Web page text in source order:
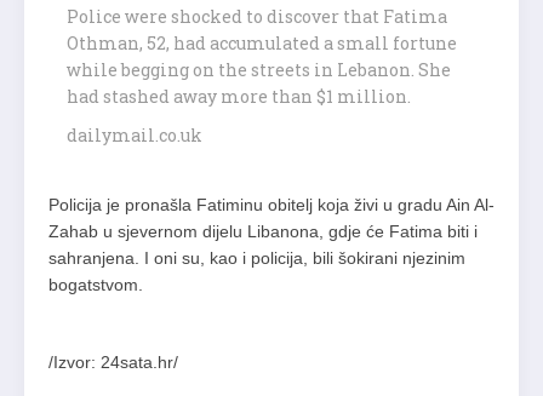
Police were shocked to discover that Fatima
Othman, 52, had accumulated a small fortune
while begging on the streets in Lebanon. She
had stashed away more than $1 million.
dailymail.co.uk
Policija je pronašla Fatiminu obitelj koja živi u gradu Ain Al-
Zahab u sjevernom dijelu Libanona, gdje će Fatima biti i
sahranjena. I oni su, kao i policija, bili šokirani njezinim
bogatstvom.
/Izvor: 24sata.hr/